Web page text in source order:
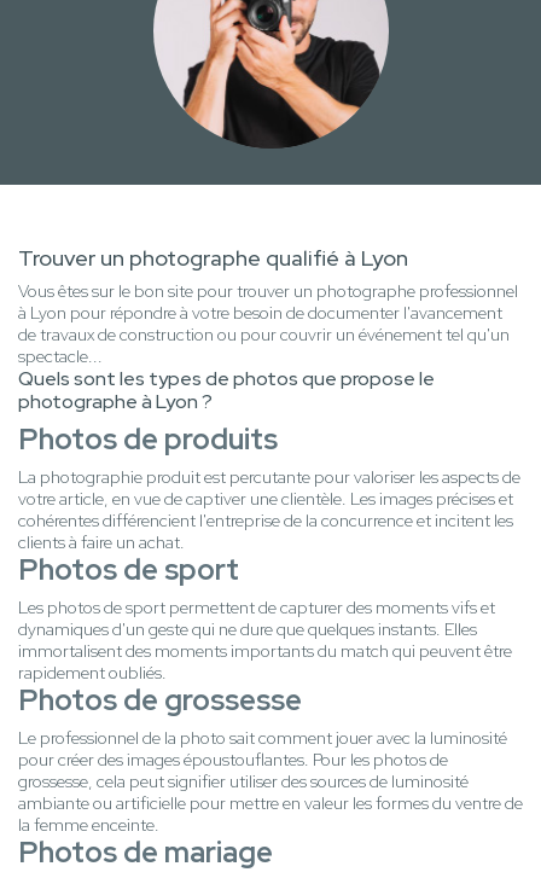
Trouver un photographe qualifié à Lyon
Vous êtes sur le bon site pour trouver un photographe professionnel
à Lyon pour répondre à votre besoin de documenter l'avancement
de travaux de construction ou pour couvrir un événement tel qu'un
spectacle...
Quels sont les types de photos que propose le
photographe à Lyon ?
Photos de produits
La photographie produit est percutante pour valoriser les aspects de
votre article, en vue de captiver une clientèle. Les images précises et
cohérentes différencient l'entreprise de la concurrence et incitent les
clients à faire un achat.
Photos de sport
Les photos de sport permettent de capturer des moments vifs et
dynamiques d'un geste qui ne dure que quelques instants. Elles
immortalisent des moments importants du match qui peuvent être
rapidement oubliés.
Photos de grossesse
Le professionnel de la photo sait comment jouer avec la luminosité
pour créer des images époustouflantes. Pour les photos de
grossesse, cela peut signifier utiliser des sources de luminosité
ambiante ou artificielle pour mettre en valeur les formes du ventre de
la femme enceinte.
Photos de mariage